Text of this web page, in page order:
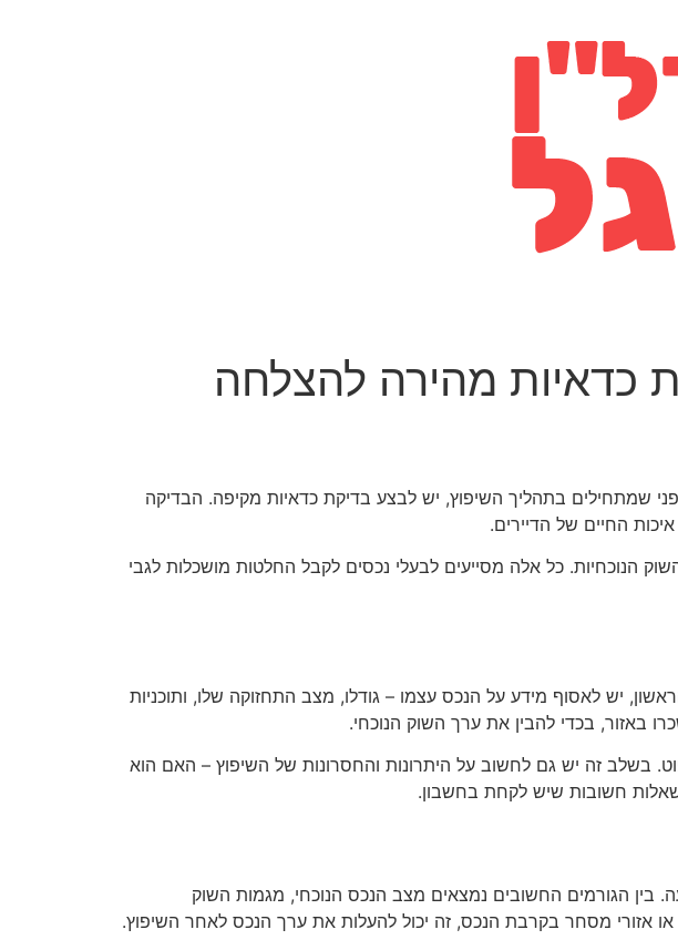
כדאיות מהירה להצלחה
שמתחילים בתהליך השיפוץ, יש לבצע בדיקת כדאיות מקיפה. הבדיקה
החיים של הדיירים.
הנוכחיות. כל אלה מסייעים לבעלי נכסים לקבל החלטות מושכלות לגבי
יש לאסוף מידע על הנכס עצמו – גודלו, מצב התחזוקה שלו, ותוכניות
באזור, בכדי להבין את ערך השוק הנוכחי.
בשלב זה יש גם לחשוב על היתרונות והחסרונות של השיפוץ – האם הוא
חשובות שיש לקחת בחשבון.
בין הגורמים החשובים נמצאים מצב הנכס הנוכחי, מגמות השוק
או אזורי מסחר בקרבת הנכס, זה יכול להעלות את ערך הנכס לאחר השיפוץ.